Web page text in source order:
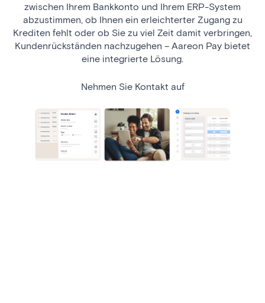
zwischen Ihrem Bankkonto und Ihrem ERP-System
abzustimmen, ob Ihnen ein erleichterter Zugang zu
Krediten fehlt oder ob Sie zu viel Zeit damit verbringen,
Kundenrückständen nachzugehen – Aareon Pay bietet
eine integrierte Lösung.
Nehmen Sie Kontakt auf